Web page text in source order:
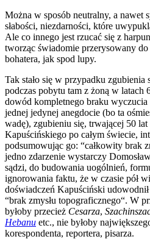
Można w sposób neutralny, a nawet
słabości, niezdarności, które
Ale co innego jest rzucać się z
tworząc świadomie przerysowany
bohatera, jak spod lupy.
Tak stało się w przypadku
podczas pobytu tam z żoną w
dowód kompletnego braku
jednej jedynej anegdocie (bo ta
wadę), zgubieniu się, trwającej 50
Kapuścińskiego po całym świecie,
podsumowując go: “całkowity brak
jedno zdarzenie wystarczy
sądzi, do budowania uogólnień,
ignorowania faktu, że w czasie pół
doświadczeń Kapuściński
“brak zmysłu topograficznego“. W
byłoby przecież Cesarza,
Hebanu etc., nie byłoby
korespondenta, reportera, pisarza.